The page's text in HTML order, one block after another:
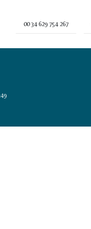
00 34 629 754 267